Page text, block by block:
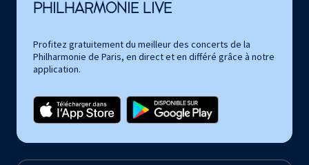
PHILHARMONIE LIVE
Profitez gratuitement du meilleur des concerts de la
Philharmonie de Paris, en direct et en différé grâce à notre
application.